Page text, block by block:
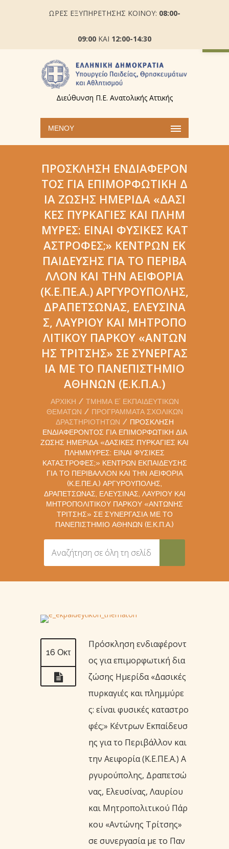
ΩΡΕΣ ΕΞΥΠΗΡΕΤΗΣΗΣ ΚΟΙΝΟΥ: 08:00-
09:00 ΚΑΙ 12:00-14:30
Διεύθυνση Π.Ε. Ανατολικής Αττικής
ΜΕΝΟΎ
ΠΡΌΣΚΛΗΣΗ ΕΝΔΙΑΦΈΡΟΝ
ΤΟΣ ΓΙΑ ΕΠΙΜΟΡΦΩΤΙΚΉ Δ
ΙΑ ΖΏΣΗΣ ΗΜΕΡΊΔΑ «ΔΑΣΙ
ΚΈΣ ΠΥΡΚΑΓΙΈΣ ΚΑΙ ΠΛΗΜ
ΜΎΡΕΣ: ΕΊΝΑΙ ΦΥΣΙΚΈΣ ΚΑΤ
ΑΣΤΡΟΦΈΣ;» ΚΈΝΤΡΩΝ ΕΚ
ΠΑΊΔΕΥΣΗΣ ΓΙΑ ΤΟ ΠΕΡΙΒΆ
ΛΛΟΝ ΚΑΙ ΤΗΝ ΑΕΙΦΟΡΊΑ
(Κ.Ε.ΠΕ.Α.) ΑΡΓΥΡΟΎΠΟΛΗΣ,
ΔΡΑΠΕΤΣΏΝΑΣ, ΕΛΕΥΣΊΝΑ
Σ, ΛΑΥΡΊΟΥ ΚΑΙ ΜΗΤΡΟΠΟ
ΛΙΤΙΚΟΎ ΠΆΡΚΟΥ «ΑΝΤΏΝ
ΗΣ ΤΡΊΤΣΗΣ» ΣΕ ΣΥΝΕΡΓΑΣ
ΊΑ ΜΕ ΤΟ ΠΑΝΕΠΙΣΤΉΜΙΟ
ΑΘΗΝΏΝ (Ε.Κ.Π.Α.)
ΑΡΧΙΚΉ
ΤΜΉΜΑ Ε’ ΕΚΠΑΙΔΕΥΤΙΚΏΝ
ΘΕΜΆΤΩΝ
ΠΡΟΓΡΆΜΜΑΤΑ ΣΧΟΛΙΚΏΝ
ΔΡΑΣΤΗΡΙΟΤΉΤΩΝ
ΠΡΌΣΚΛΗΣΗ
ΕΝΔΙΑΦΈΡΟΝΤΟΣ ΓΙΑ ΕΠΙΜΟΡΦΩΤΙΚΉ ΔΙΑ
ΖΏΣΗΣ ΗΜΕΡΊΔΑ «ΔΑΣΙΚΈΣ ΠΥΡΚΑΓΙΈΣ ΚΑΙ
ΠΛΗΜΜΎΡΕΣ: ΕΊΝΑΙ ΦΥΣΙΚΈΣ
ΚΑΤΑΣΤΡΟΦΈΣ;» ΚΈΝΤΡΩΝ ΕΚΠΑΊΔΕΥΣΗΣ
ΓΙΑ ΤΟ ΠΕΡΙΒΆΛΛΟΝ ΚΑΙ ΤΗΝ ΑΕΙΦΟΡΊΑ
(Κ.Ε.ΠΕ.Α.) ΑΡΓΥΡΟΎΠΟΛΗΣ,
ΔΡΑΠΕΤΣΏΝΑΣ, ΕΛΕΥΣΊΝΑΣ, ΛΑΥΡΊΟΥ ΚΑΙ
ΜΗΤΡΟΠΟΛΙΤΙΚΟΎ ΠΆΡΚΟΥ «ΑΝΤΏΝΗΣ
ΤΡΊΤΣΗΣ» ΣΕ ΣΥΝΕΡΓΑΣΊΑ ΜΕ ΤΟ
ΠΑΝΕΠΙΣΤΉΜΙΟ ΑΘΗΝΏΝ (Ε.Κ.Π.Α.)
16 Οκτ
Πρόσκληση ενδιαφέροντ
ος για επιμορφωτική δια
ζώσης Ημερίδα «Δασικές
πυρκαγιές και πλημμύρε
ς: είναι φυσικές καταστρο
φές;» Κέντρων Εκπαίδευσ
ης για το Περιβάλλον και
την Αειφορία (Κ.Ε.ΠΕ.Α.) Α
ργυρούπολης, Δραπετσώ
νας, Ελευσίνας, Λαυρίου
και Μητροπολιτικού Πάρ
κου «Αντώνης Τρίτσης»
σε συνεργασία με το Παν